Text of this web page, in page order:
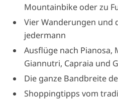
Mountainbike oder zu
Vier Wanderungen und
jedermann
Ausflüge nach Pianosa,
Giannutri, Capraia und
Die ganze Bandbreite
Shoppingtipps vom